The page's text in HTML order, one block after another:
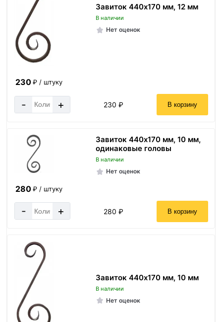
Завиток 440х170 мм, 12 мм
В наличии
Нет оценок
230₽ / штуку
- + 230 ₽ В корзину
Завиток 440х170 мм, 10 мм,
одинаковые головы
В наличии
Нет оценок
280₽ / штуку
- + 280 ₽ В корзину
Завиток 440х170 мм, 10 мм
В наличии
Нет оценок